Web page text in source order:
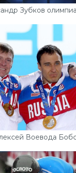
Зубков
Воевода